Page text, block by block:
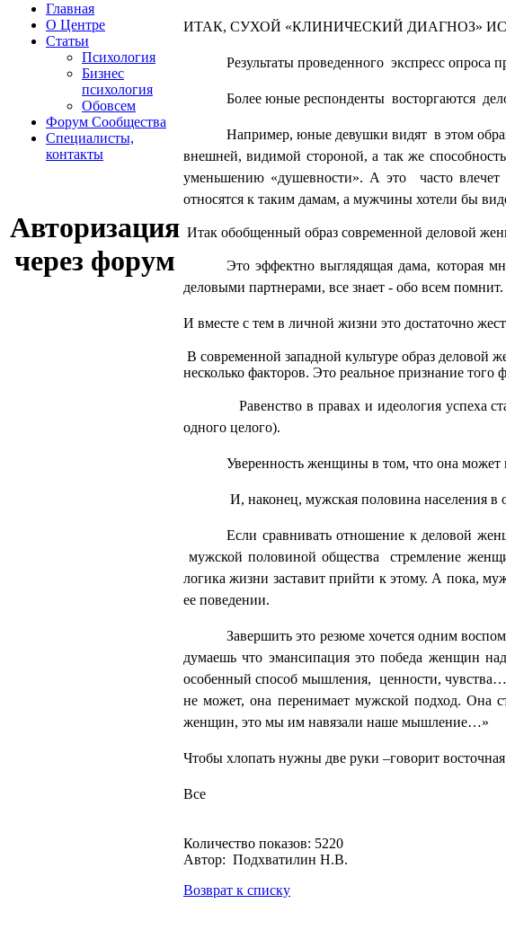
Главная
О Центре
Статьи
Психология
Бизнес
психология
Обовсем
Форум Сообщества
Cпециалисты,
контакты
Авторизация
через форум
ИТАК, СУХОЙ «КЛИНИЧЕСКИЙ ДИАГНОЗ»
Результаты проведенного экспресс опроса
Более юные респонденты восторгаются
Например, юные девушки видят в этом
внешней, видимой стороной, а так же
уменьшению «душевности». А это
часто
относятся к таким дамам, а мужчины хотели бы
Итак обобщенный образ современной деловой
Это эффектно выглядящая дама, которая
деловыми партнерами, все знает - обо всем помнит.
И вместе с тем в личной жизни это достаточно
В современной западной культуре образ
несколько факторов. Это реальное признание того
Равенство в правах и идеология успеха
одного целого).
Уверенность женщины в том, что она может
И, наконец, мужская половина населения
Если сравнивать отношение к деловой
мужской половиной общества
стремление
логика жизни заставит прийти к этому. А пока,
ее поведении.
Завершить это резюме хочется одним
думаешь что эмансипация это победа женщин
особенный способ мышления, ценности,
не может, она перенимает мужской подход. Она
женщин, это мы им навязали наше мышление…»
Чтобы хлопать нужны две руки –говорит восточная
Все
Количество показов: 5220
Автор: Подхватилин Н.В.
Возврат к списку